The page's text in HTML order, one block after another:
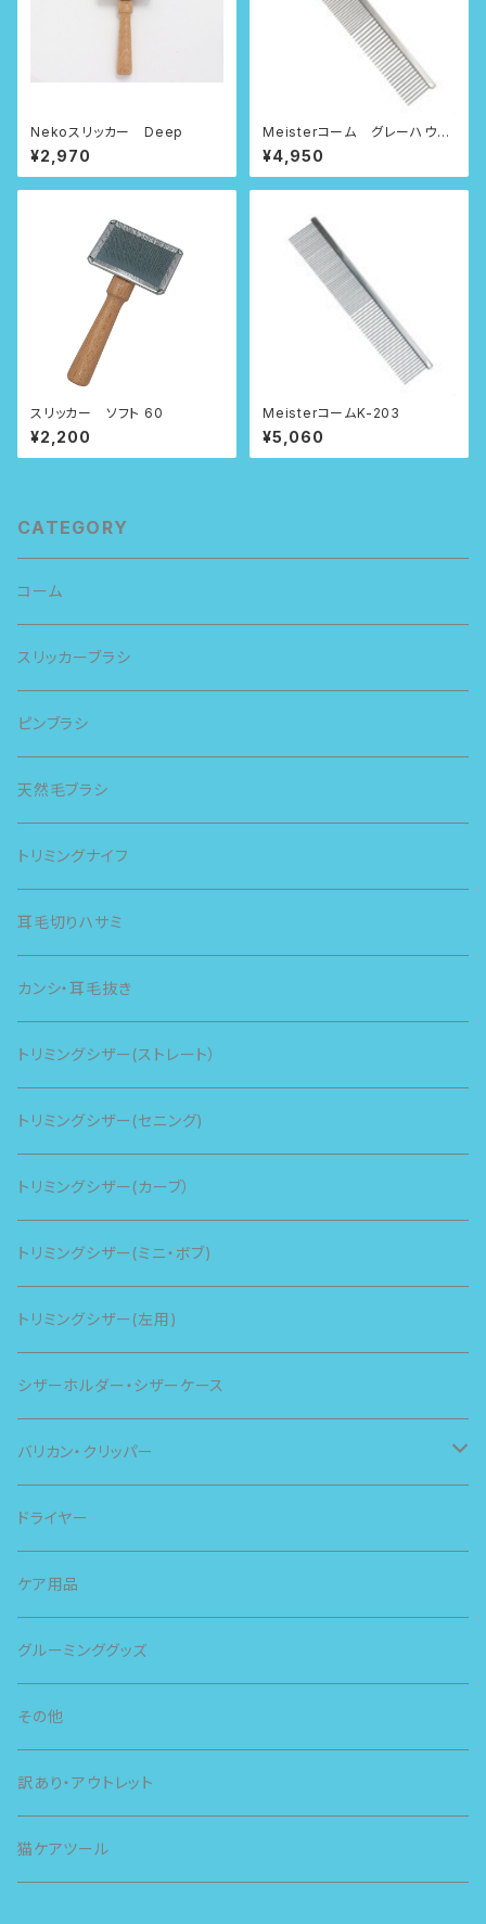
Nekoスリッカー Deep
¥2,970
Meisterコーム グレーハウン
ドタイプ
¥4,950
スリッカー ソフト 60
¥2,200
MeisterコームK-203
¥5,060
CATEGORY
コーム
スリッカーブラシ
ピンブラシ
天然毛ブラシ
トリミングナイフ
耳毛切りハサミ
カンシ・耳毛抜き
トリミングシザー(ストレート）
トリミングシザー(セニング)
トリミングシザー(カーブ）
トリミングシザー(ミニ・ボブ)
トリミングシザー(左用)
シザーホルダー・シザーケース
バリカン・クリッパー
スピー
スライヴ
ドライヤー
ケア用品
グルーミンググッズ
その他
訳あり・アウトレット
猫ケアツール